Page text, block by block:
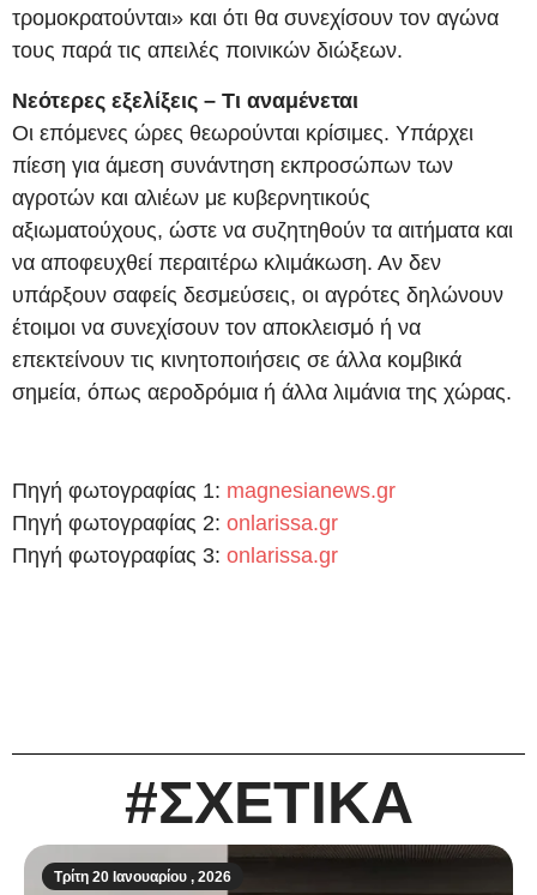
τρομοκρατούνται» και ότι θα συνεχίσουν τον αγώνα
τους παρά τις απειλές ποινικών διώξεων.
Νεότερες εξελίξεις – Τι αναμένεται
Οι επόμενες ώρες θεωρούνται κρίσιμες. Υπάρχει
πίεση για άμεση συνάντηση εκπροσώπων των
αγροτών και αλιέων με κυβερνητικούς
αξιωματούχους, ώστε να συζητηθούν τα αιτήματα και
να αποφευχθεί περαιτέρω κλιμάκωση. Αν δεν
υπάρξουν σαφείς δεσμεύσεις, οι αγρότες δηλώνουν
έτοιμοι να συνεχίσουν τον αποκλεισμό ή να
επεκτείνουν τις κινητοποιήσεις σε άλλα κομβικά
σημεία, όπως αεροδρόμια ή άλλα λιμάνια της χώρας.
Πηγή φωτογραφίας 1: magnesianews.gr
Πηγή φωτογραφίας 2: onlarissa.gr
Πηγή φωτογραφίας 3: onlarissa.gr
#ΣΧΕΤΙΚΑ
Τρίτη 20 Ιανουαρίου , 2026